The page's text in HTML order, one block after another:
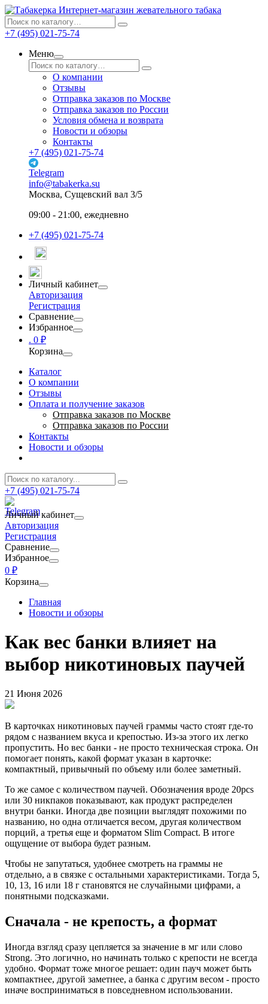
Интернет-магазин жевательного табака
+7 (495) 021-75-74
Меню
О компании
Отзывы
Отправка заказов по Москве
Отправка заказов по России
Условия обмена и возврата
Новости и обзоры
Контакты
+7 (495) 021-75-74
Telegram
info@tabakerka.su
Москва, Сущевский вал 3/5
09:00 - 21:00, ежедневно
+7 (495) 021-75-74
Личный кабинет
Авторизация
Регистрация
Сравнение
Избранное
. 0 ₽
Корзина
Каталог
О компании
Отзывы
Оплата и получение заказов
Отправка заказов по Москве
Отправка заказов по России
Контакты
Новости и обзоры
+7 (495) 021-75-74
Личный кабинет
Авторизация
Регистрация
Сравнение
Избранное
0 ₽
Корзина
Главная
Новости и обзоры
Как вес банки влияет на
выбор никотиновых паучей
21 Июня 2026
В карточках никотиновых паучей граммы часто стоят где-то
рядом с названием вкуса и крепостью. Из-за этого их легко
пропустить. Но вес банки - не просто техническая строка. Он
помогает понять, какой формат указан в карточке:
компактный, привычный по объему или более заметный.
То же самое с количеством паучей. Обозначения вроде 20pcs
или 30 никпаков показывают, как продукт распределен
внутри банки. Иногда две позиции выглядят похожими по
названию, но одна отличается весом, другая количеством
порций, а третья еще и форматом Slim Compact. В итоге
ощущение от выбора будет разным.
Чтобы не запутаться, удобнее смотреть на граммы не
отдельно, а в связке с остальными характеристиками. Тогда 5,
10, 13, 16 или 18 г становятся не случайными цифрами, а
понятными подсказками.
Сначала - не крепость, а формат
Иногда взгляд сразу цепляется за значение в мг или слово
Strong. Это логично, но начинать только с крепости не всегда
удобно. Формат тоже многое решает: один пауч может быть
компактнее, другой заметнее, а банка с другим весом - просто
иначе восприниматься в повседневном использовании.